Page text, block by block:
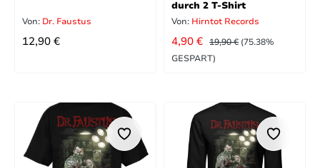
Von: Dr. Faustus
REGULÄRER PREIS:
12,90 €
durch 2 T-Shirt
Von: Hirntot Records
VERKAUFSPREIS:
4,90 € REGULÄRER PREIS:
19,90 € (75.38%
GESPART)